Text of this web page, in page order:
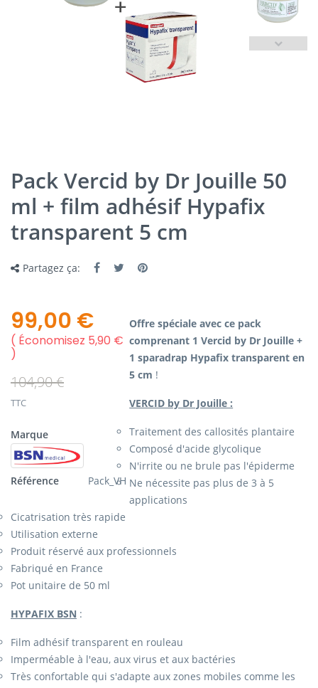
Pack Vercid by Dr Jouille 50
ml + film adhésif Hypafix
transparent 5 cm
Partagez ça:
99,00 €
Économisez 5,90 €
104,90 €
TTC
Marque
Référence Pack_VH
Offre spéciale avec ce pack
comprenant 1 Vercid by Dr Jouille +
1 sparadrap Hypafix transparent en
5 cm !
VERCID by Dr Jouille :
Traitement des callosités plantaire
Composé d'acide glycolique
N'irrite ou ne brule pas l'épiderme
Ne nécessite pas plus de 3 à 5
applications
Cicatrisation très rapide
Utilisation externe
Produit réservé aux professionnels
Fabriqué en France
Pot unitaire de 50 ml
HYPAFIX BSN :
Film adhésif transparent en rouleau
Imperméable à l'eau, aux virus et aux bactéries
Très confortable qui s'adapte aux zones mobiles comme les